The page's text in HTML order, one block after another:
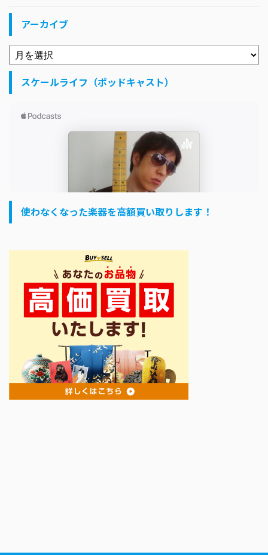
アーカイブ
スケールライフ（ポッドキャスト）
使わなくなった楽器を高額買い取りします！